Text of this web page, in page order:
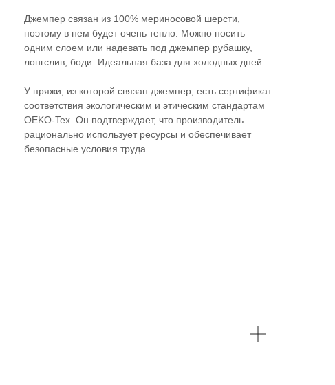
Джемпер связан из 100% мериносовой шерсти,
поэтому в нем будет очень тепло. Можно носить
одним слоем или надевать под джемпер рубашку,
лонгслив, боди. Идеальная база для холодных дней.
У пряжи, из которой связан джемпер, есть сертификат
соответствия экологическим и этическим стандартам
OEKO-Tex. Он подтверждает, что производитель
рационально использует ресурсы и обеспечивает
безопасные условия труда.